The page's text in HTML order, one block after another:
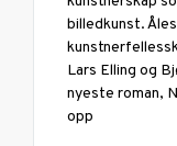
billedkunst.
Lars Elling og
nyeste roman,
opp